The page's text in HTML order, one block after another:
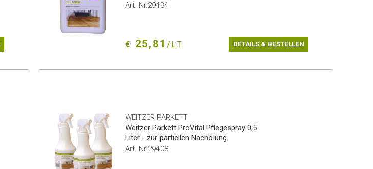
Art. Nr.29434
€ 25,81 /LT DETAILS & BESTELLEN
WEITZER PARKETT
Weitzer Parkett ProVital Pflegespray 0,5
Liter - zur partiellen Nachölung
Art. Nr.29408